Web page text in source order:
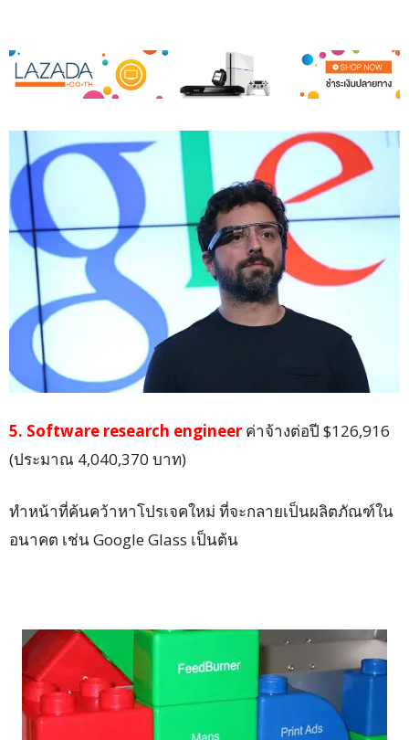
5. Software research engineer ค่าจ้างต่อปี $126,916
(ประมาณ 4,040,370 บาท)
ทำหน้าที่ค้นคว้าหาโปรเจคใหม่ ที่จะกลายเป็นผลิตภัณฑ์ใน
อนาคต เช่น Google Glass เป็นต้น